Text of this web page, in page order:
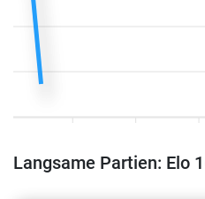
Langsame Partien: Elo